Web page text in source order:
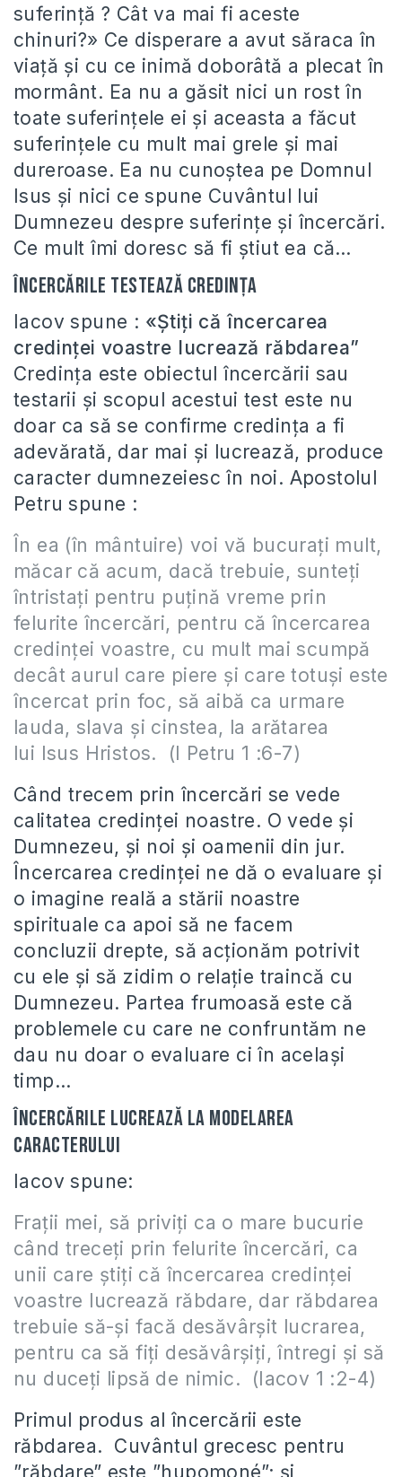
suferinţă ? Cât va mai fi aceste
chinuri?» Ce disperare a avut săraca în
viaţă şi cu ce inimă doborâtă a plecat în
mormânt. Ea nu a găsit nici un rost în
toate suferinţele ei şi aceasta a făcut
suferinţele cu mult mai grele şi mai
dureroase. Ea nu cunoştea pe Domnul
Isus şi nici ce spune Cuvântul lui
Dumnezeu despre suferinţe şi încercări.
Ce mult îmi doresc să fi ştiut ea că…
Încercările testează credința
Iacov spune : «Știţi că încercarea
credinţei voastre lucrează răbdarea”
Credinţa este obiectul încercării sau
testarii şi scopul acestui test este nu
doar ca să se confirme credinţa a fi
adevărată, dar mai şi lucrează, produce
caracter dumnezeiesc în noi. Apostolul
Petru spune :
În ea (în mântuire) voi vă bucuraţi mult,
măcar că acum, dacă trebuie, sunteţi
întristaţi pentru puţină vreme prin
felurite încercări, pentru că încercarea
credinţei voastre, cu mult mai scumpă
decât aurul care piere şi care totuşi este
încercat prin foc, să aibă ca urmare
lauda, slava şi cinstea, la arătarea
lui Isus Hristos. (I Petru 1 :6-7)
Când trecem prin încercări se vede
calitatea credinţei noastre. O vede şi
Dumnezeu, şi noi şi oamenii din jur.
Încercarea credinţei ne dă o evaluare şi
o imagine reală a stării noastre
spirituale ca apoi să ne facem
concluzii drepte, să acţionăm potrivit
cu ele şi să zidim o relaţie traincă cu
Dumnezeu. Partea frumoasă este că
problemele cu care ne confruntăm ne
dau nu doar o evaluare ci în acelaşi
timp…
Încercările lucrează la modelarea
caracterului
Iacov spune:
Fraţii mei, să priviţi ca o mare bucurie
când treceţi prin felurite încercări, ca
unii care ştiţi că încercarea credinţei
voastre lucrează răbdare, dar răbdarea
trebuie să-şi facă desăvârşit lucrarea,
pentru ca să fiţi desăvârşiţi, întregi şi să
nu duceţi lipsă de nimic. (Iacov 1 :2-4)
Primul produs al încercării este
răbdarea. Cuvântul grecesc pentru
”răbdare” este ”hupomoné”; şi